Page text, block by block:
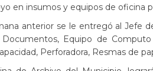
en insumos y equipos de oficina
anterior se le entregó al Jefe
Equipo de
Perforadora, Resmas de